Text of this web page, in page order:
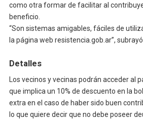
como otra formar de facilitar al
beneficio.
“Son sistemas amigables, fáciles de
la página web resistencia.gob.ar”, subrayó.
Detalles
Los vecinos y vecinas podrán acceder al
que implica un 10% de descuento en la
extra en el caso de haber sido buen
lo que quiere decir que no debe poseer